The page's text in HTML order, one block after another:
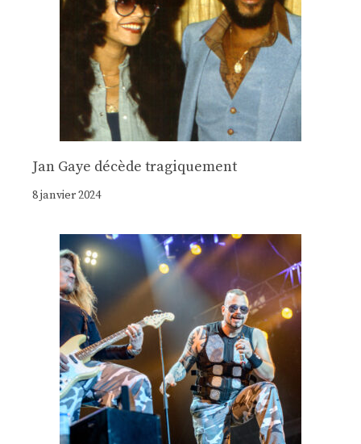
Jan Gaye décède tragiquement
8 janvier 2024